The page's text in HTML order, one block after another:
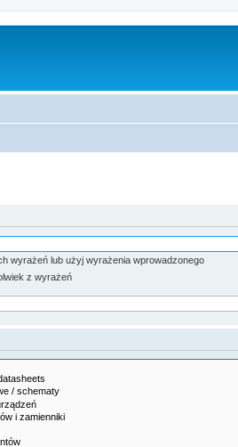
wyrażeń lub użyj wyrażenia wprowadzonego
z wyrażeń